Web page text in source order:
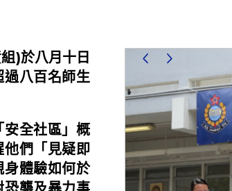
)於八月十日
八百名師生
全社區」概
們「見疑即
體驗如何於